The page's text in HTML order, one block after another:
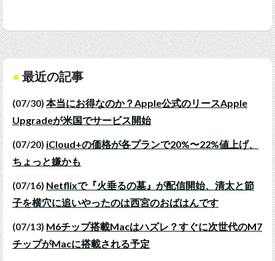
最近の記事
(07/30) 本当にお得なのか？Apple公式のリースApple
Upgradeが米国でサービス開始
(07/20) iCloud+の価格が各プランで20%〜22%値上げ、
ちょっと嫌かも
(07/16) Netflixで『火垂るの墓』が配信開始、清太と節
子を横穴に追いやったのは西宮のおばはんです
(07/13) M6チップ搭載Macはハズレ？すぐに次世代のM7
チップがMacに搭載される予定